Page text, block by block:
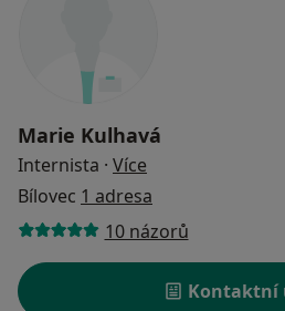
Marie Kulhavá
Internista · Více
Bílovec 1 adresa
10 názorů
Kontaktní